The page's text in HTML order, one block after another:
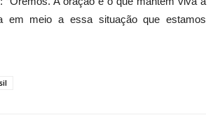
em meio a essa situação que estamos